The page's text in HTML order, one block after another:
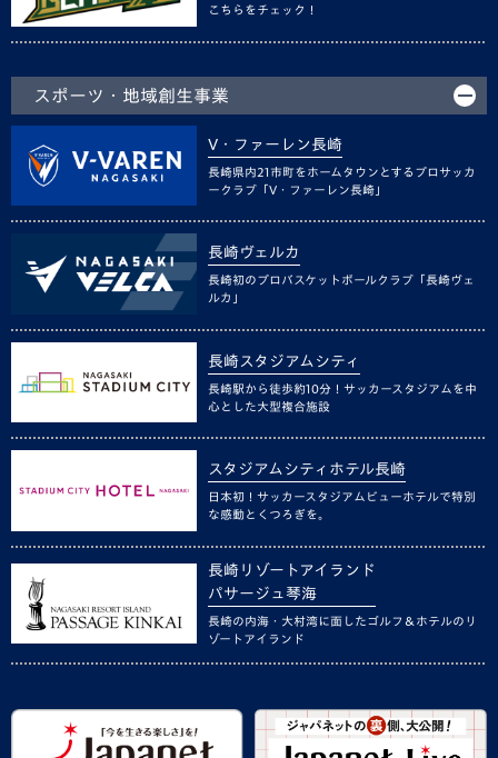
こちらをチェック！
スポーツ・地域創生事業
V・ファーレン長崎
長崎県内21市町をホームタウンとするプロサッカ
ークラブ「V・ファーレン長崎」
長崎ヴェルカ
長崎初のプロバスケットボールクラブ「長崎ヴェ
ルカ」
長崎スタジアムシティ
長崎駅から徒歩約10分！サッカースタジアムを中
心とした大型複合施設
スタジアムシティホテル長崎
日本初！サッカースタジアムビューホテルで特別
な感動とくつろぎを。
長崎リゾートアイランド
パサージュ琴海
長崎の内海・大村湾に面したゴルフ＆ホテルのリ
ゾートアイランド